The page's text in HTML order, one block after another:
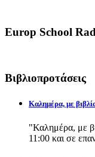
Europ School
Βιβλιοπροτάσεις
Καλημέρα, με
"Καλημέρα, με
11:00 και σε